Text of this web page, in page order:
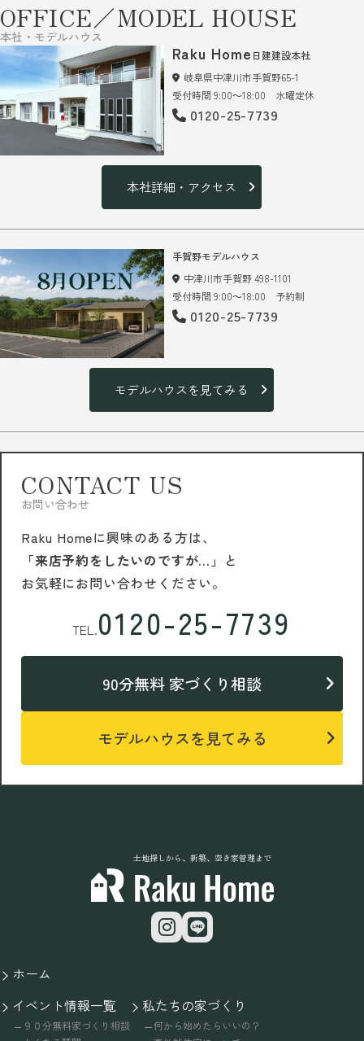
OFFICE／MODEL HOUSE
本社・モデルハウス
Raku Home 日建建設本社
岐阜県中津川市手賀野65-1
受付時間 9:00～18:00 水曜定休
0120-25-7739
本社詳細・アクセス
手賀野モデルハウス
中津川市手賀野 498-1101
受付時間 9:00～18:00 予約制
0120-25-7739
モデルハウスを見てみる
CONTACT US
お問い合わせ
Raku Homeに興味のある方は、
「来店予約をしたいのですが…」 と
お気軽にお問い合わせください。
TEL.0120-25-7739
90分無料 家づくり相談
モデルハウスを見てみる
土地探しから、新築、空き家管理まで
ホーム
イベント情報一覧
９０分無料家づくり相談
私たちの家づくり
何から始めたらいいの？